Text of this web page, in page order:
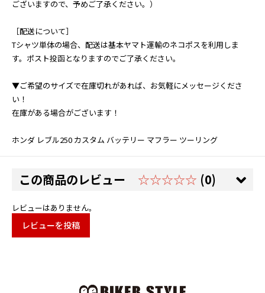
ございますので、予めご了承ください。）
［配送について］
Tシャツ単体の場合、配送は基本ヤマト運輸のネコポスを利用しま
す。ポスト投函となりますのでご了承ください。
▼ご希望のサイズで在庫切れがあれば、お気軽にメッセージくださ
い！
在庫がある場合がございます！
ホンダ レブル250 カスタム バッテリー マフラー ツーリング
この商品のレビュー ☆☆☆☆☆ (0)
レビューはありません。
レビューを投稿